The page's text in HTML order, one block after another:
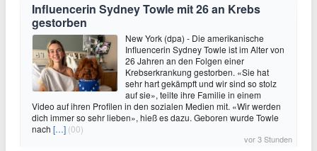
Influencerin Sydney Towle mit 26 an Krebs
gestorben
New York (dpa) - Die amerikanische
Influencerin Sydney Towle ist im Alter von
26 Jahren an den Folgen einer
Krebserkrankung gestorben. «Sie hat
sehr hart gekämpft und wir sind so stolz
auf sie», teilte ihre Familie in einem
Video auf ihren Profilen in den sozialen Medien mit. «Wir werden
dich immer so sehr lieben», hieß es dazu. Geboren wurde Towle
nach […] (00)
vor 3 Stunden